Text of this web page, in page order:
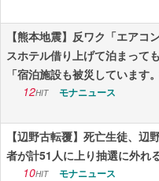
【熊本地震】反ワク「エアコ
スホテル借り上げて泊まって
「宿泊施設も被災しています
12HIT モナニュース
【辺野古転覆】死亡生徒、
者が計51人に上り抽選に外れ
10HIT モナニュース